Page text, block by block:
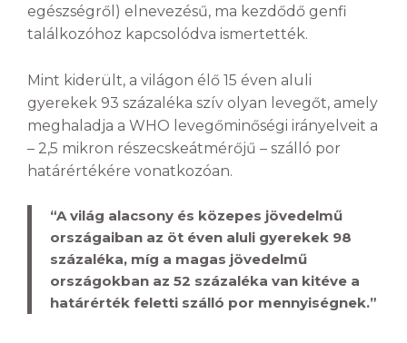
egészségről) elnevezésű, ma kezdődő genfi
találkozóhoz kapcsolódva ismertették.
Mint kiderült, a világon élő 15 éven aluli
gyerekek 93 százaléka szív olyan levegőt, amely
meghaladja a WHO levegőminőségi irányelveit a
– 2,5 mikron részecskeátmérőjű – szálló por
határértékére vonatkozóan.
“A világ alacsony és közepes jövedelmű
országaiban az öt éven aluli gyerekek 98
százaléka, míg a magas jövedelmű
országokban az 52 százaléka van kitéve a
határérték feletti szálló por mennyiségnek.”